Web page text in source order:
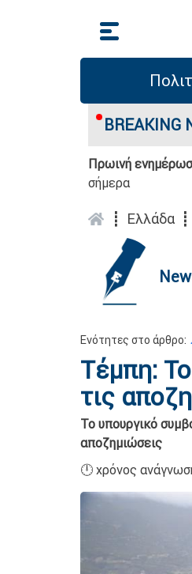
BREAKING
8 ημερών -
Πρωινή
σήμερα
┋ Ελλάδα ┋
Ενότητες στο άρθρο:
Τέμπη:
τις
Το υπουργικό
αποζημιώσεις
🕛 χρόνος